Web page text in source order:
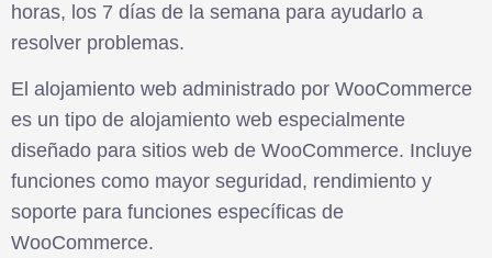
horas, los 7 días de la semana para ayudarlo a
resolver problemas.
El alojamiento web administrado por WooCommerce
es un tipo de alojamiento web especialmente
diseñado para sitios web de WooCommerce. Incluye
funciones como mayor seguridad, rendimiento y
soporte para funciones específicas de
WooCommerce.